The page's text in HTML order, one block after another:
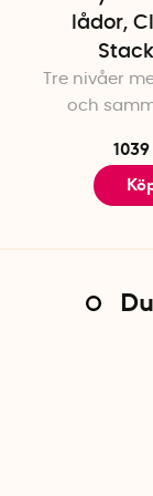
lådor,
Tre nivåer
och